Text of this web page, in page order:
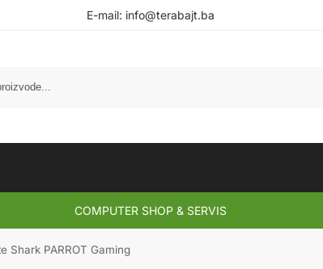
E-mail: info@terabajt.ba
COMPUTER SHOP & SERVIS
Shark PARROT Gaming